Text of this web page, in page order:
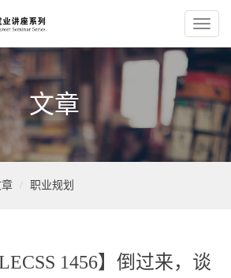
Toggle
文章
职业规划
1456】倒过来，谈